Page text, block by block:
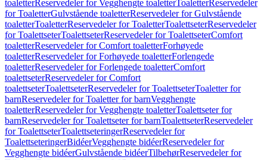
toaletterReservedeler for Vegghengte toaletterToaletterReservedeler
for ToaletterGulvstående toaletterReservedeler for Gulvstående
toaletterToaletterReservedeler for ToaletterToalettseterReservedeler
for ToalettseterToalettseterReservedeler for ToalettseterComfort
toaletterReservedeler for Comfort toaletterForhøyede
toaletterReservedeler for Forhøyede toaletterForlengede
toaletterReservedeler for Forlengede toaletterComfort
toalettseterReservedeler for Comfort
toalettseterToalettseterReservedeler for ToalettseterToaletter for
barnReservedeler for Toaletter for barnVegghengte
toaletterReservedeler for Vegghengte toaletterToalettseter for
barnReservedeler for Toalettseter for barnToalettseterReservedeler
for ToalettseterToalettseteringerReservedeler for
ToalettseteringerBidéerVegghengte bidéerReservedeler for
Vegghengte bidéerGulvstående bidéerTilbehørReservedeler for